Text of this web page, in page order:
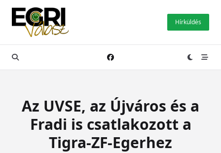
Skip
content
Hírküldés
Az UVSE, az Újváros és a
Fradi is csatlakozott a
Tigra-ZF-Egerhez